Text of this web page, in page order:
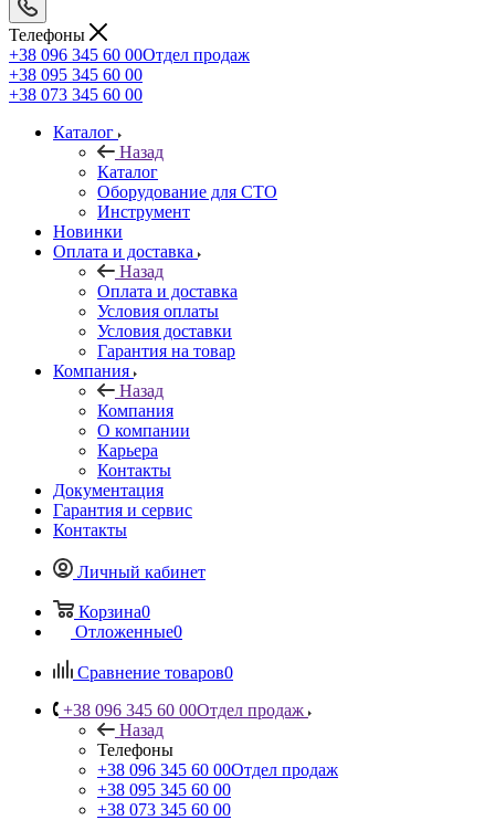
Телефоны
+38 096 345 60 00Отдел продаж
+38 095 345 60 00
+38 073 345 60 00
Каталог
Назад
Каталог
Оборудование для СТО
Инструмент
Новинки
Оплата и доставка
Назад
Оплата и доставка
Условия оплаты
Условия доставки
Гарантия на товар
Компания
Назад
Компания
О компании
Карьера
Контакты
Документация
Гарантия и сервис
Контакты
Личный кабинет
Корзина0
Отложенные0
Сравнение товаров0
+38 096 345 60 00Отдел продаж
Назад
Телефоны
+38 096 345 60 00Отдел продаж
+38 095 345 60 00
+38 073 345 60 00